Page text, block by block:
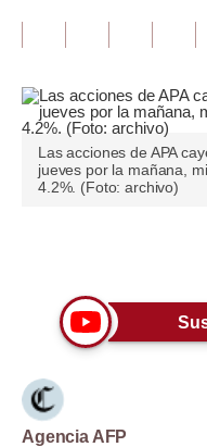
Finanzas Personales
Plus G
Opinión
Editorial
Tendencias
Viajes
Las acciones de APA
jueves por la mañana,
4.2%. (Foto: archivo)
Agencia AFP